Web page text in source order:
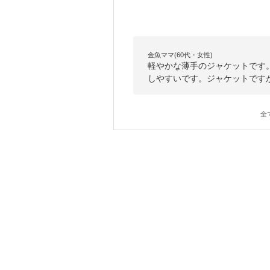
金魚ママ(60代・女性)
軽やかな薄手のジャケットで
しやすいです。ジャケットで
全